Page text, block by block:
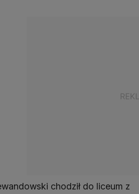
chodził do liceum z